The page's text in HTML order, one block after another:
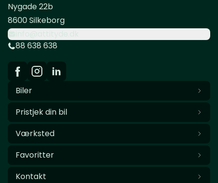
Nygade 22b
8600 Silkeborg
info@attityde.dk
88 638 638
Biler
Pristjek din bil
Værksted
Favoritter
Kontakt